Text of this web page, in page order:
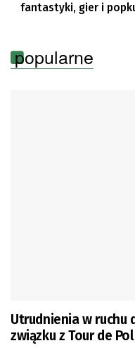
fantastyki, gier i
popularne
Utrudnienia w ruchu
związku z Tour de